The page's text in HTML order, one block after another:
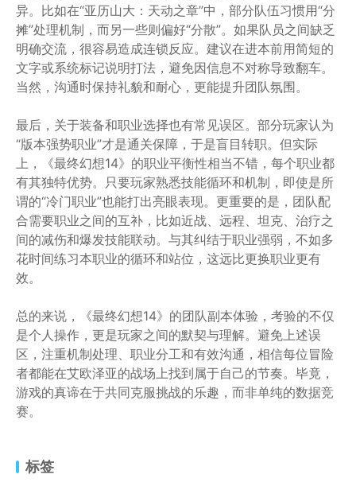
异。比如在“亚历山大：天动之章”中，部分队伍习惯用“分
摊”处理机制，而另一些则偏好“分散”。如果队员之间缺乏
明确交流，很容易造成连锁反应。建议在进本前用简短的
文字或系统标记说明打法，避免因信息不对称导致翻车。
当然，沟通时保持礼貌和耐心，更能提升团队氛围。
最后，关于装备和职业选择也有常见误区。部分玩家认为
“版本强势职业”才是通关保障，于是盲目转职。但实际
上，《最终幻想14》的职业平衡性相当不错，每个职业都
有其独特优势。只要玩家熟悉技能循环和机制，即使是所
谓的“冷门职业”也能打出亮眼表现。更重要的是，团队配
合需要职业之间的互补，比如近战、远程、坦克、治疗之
间的减伤和爆发技能联动。与其纠结于职业强弱，不如多
花时间练习本职业的循环和站位，这远比更换职业更有
效。
总的来说，《最终幻想14》的团队副本体验，考验的不仅
是个人操作，更是玩家之间的默契与理解。避免上述误
区，注重机制处理、职业分工和有效沟通，相信每位冒险
者都能在艾欧泽亚的战场上找到属于自己的节奏。毕竟，
游戏的真谛在于共同克服挑战的乐趣，而非单纯的数据竞
赛。
标签